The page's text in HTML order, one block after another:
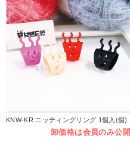
KNW-KR ニッティングリング 1個入(個)
卸価格は会員のみ公開